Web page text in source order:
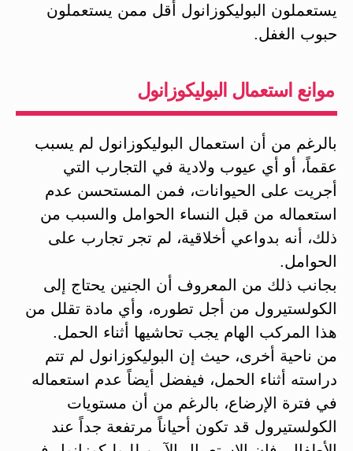
يستعملون البوليكوزانول أقل ممن يستعملون
حبوب الغفل.
موانع استعمال البوليكوزانول
بالرغم من أن استعمال البوليكوزانول لم يسبب
عقماً، أو أي عيوب ولادية في التجارب التي
أجريت على الحيوانات، فمن المستحسن عدم
استعماله من قبل النساء الحوامل والسبب من
ذلك، أنه بدواعي أخلاقية، لم تجر تجارب على
الحوامل.
بجانب ذلك من المعروف أن الجنين يحتاج إلى
الكولستيرول من أجل تطوره، وأي مادة تقلل من
هذا المركب الهام يجب تحاشيها أثناء الحمل.
من ناحية أخرى، حيث إن البوليكوزانول لم تتم
دراسته أثناء الحمل، فيفضل أيضاً عدم استعماله
في فترة الإرضاع، بالرغم من أن مستويات
الكولستيرول قد تكون أحياناً مرتفعة جداً عند